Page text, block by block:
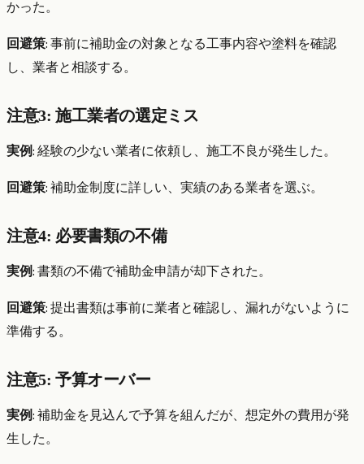
かった。
回避策: 事前に補助金の対象となる工事内容や塗料を確認
し、業者と相談する。
注意3: 施工業者の選定ミス
実例: 経験の少ない業者に依頼し、施工不良が発生した。
回避策: 補助金制度に詳しい、実績のある業者を選ぶ。
注意4: 必要書類の不備
実例: 書類の不備で補助金申請が却下された。
回避策: 提出書類は事前に業者と確認し、漏れがないように
準備する。
注意5: 予算オーバー
実例: 補助金を見込んで予算を組んだが、想定外の費用が発
生した。